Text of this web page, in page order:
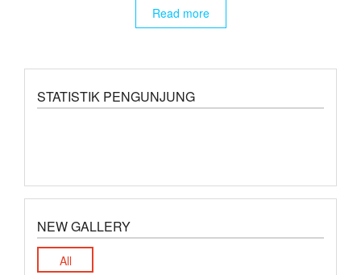
Read more
STATISTIK PENGUNJUNG
NEW GALLERY
All